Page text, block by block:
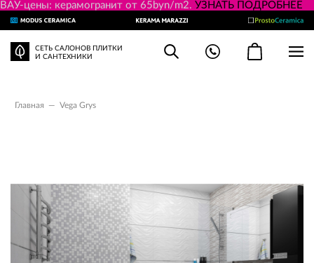
ВАУ-цены: керамогранит от 65byn/m2. УЗНАТЬ ПОДРОБНЕЕ
СЕТЬ САЛОНОВ ПЛИТКИ
И САНТЕХНИКИ
Главная — Vega Grys